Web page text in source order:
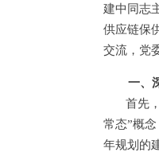
建中同志
供应链保
交流，党
一、
首先，
常态”概念
年规划的